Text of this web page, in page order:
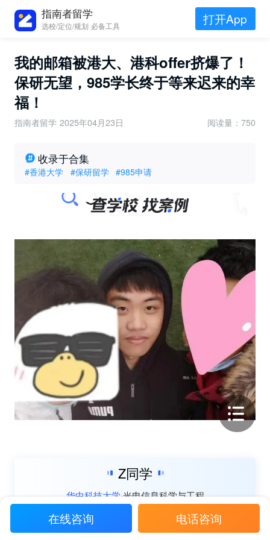
指南者留学
选校/定位/规划 必备工具 打开App
我的邮箱被港大、港科offer挤爆了！
保研无望，985学长终于等来迟来的幸
福！
指南者留学 2025年04月23日 阅读量：750
收录于合集
#香港大学 #保研留学 #985申请
Z同学
华中科技大学光电信息科学与工程
GPA：81 雅思:6.5(L:5.5/R:7/W:6/S:6.5)
在线咨询 电话咨询